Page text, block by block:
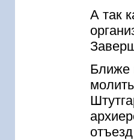
А так
Ближе